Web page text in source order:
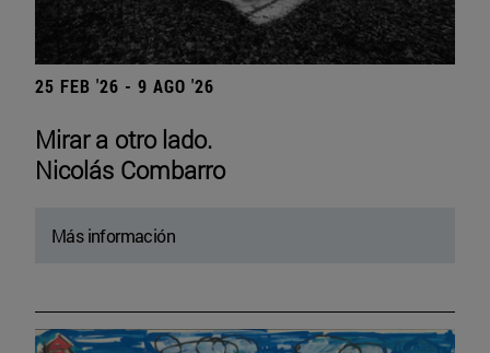
25 FEB '26 - 9 AGO '26
Mirar a otro lado.
Nicolás Combarro
Más información